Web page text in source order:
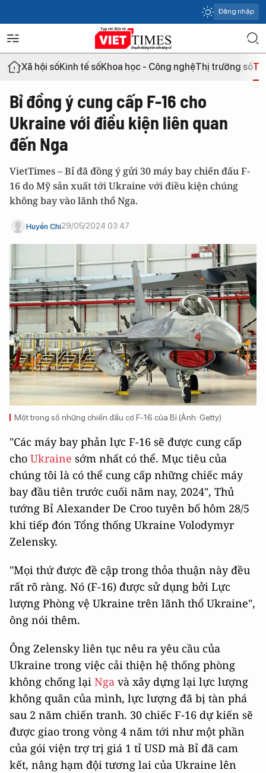
Đăng nhập
Xã hội sốKinh tế sốKhoa học - Công nghệThị trường số
Bỉ đồng ý cung cấp F-16 cho
Ukraine với điều kiện liên quan
đến Nga
VietTimes – Bỉ đã đồng ý gửi 30 máy bay chiến đấu F-
16 do Mỹ sản xuất tới Ukraine với điều kiện chúng
không bay vào lãnh thổ Nga.
Huyền Chi29/05/2024 03:47
Một trong số những chiến đấu cơ F-16 của Bỉ (Ảnh: Getty)
"Các máy bay phản lực F-16 sẽ được cung cấp
cho Ukraine sớm nhất có thể. Mục tiêu của
chúng tôi là có thể cung cấp những chiếc máy
bay đầu tiên trước cuối năm nay, 2024", Thủ
tướng Bỉ Alexander De Croo tuyên bố hôm 28/5
khi tiếp đón Tổng thống Ukraine Volodymyr
Zelensky.
"Mọi thứ được đề cập trong thỏa thuận này đều
rất rõ ràng. Nó (F-16) được sử dụng bởi Lực
lượng Phòng vệ Ukraine trên lãnh thổ Ukraine",
ông nói thêm.
Ông Zelensky liên tục nêu ra yêu cầu của
Ukraine trong việc cải thiện hệ thống phòng
không chống lại Nga và xây dựng lại lực lượng
không quân của mình, lực lượng đã bị tàn phá
sau 2 năm chiến tranh. 30 chiếc F-16 dự kiến ​​sẽ
được giao trong vòng 4 năm tới như một phần
của gói viện trợ trị giá 1 tỉ USD mà Bỉ đã cam
kết, nâng hạm đội tương lai của Ukraine lên